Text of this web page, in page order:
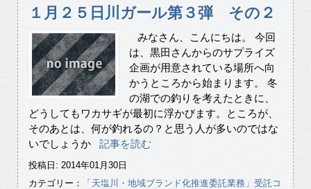
１月２５日川ガール第３弾 その２
みなさん、こんにちは。 今回
は、黒田さんからのサプライズ
企画が用意されている場所へ向
かうところから始まります。 冬
の湖での釣りを考えたときに、
どうしてもワカサギが最初に浮かびます。ところが、
そのあとは、何が釣れるの？と思う人が多いのではな
いでしょうか
記事を読む
投稿日: 2014年01月30日
カテゴリー：
「天塩川・地域ブランド化推進委託業務」受託コ